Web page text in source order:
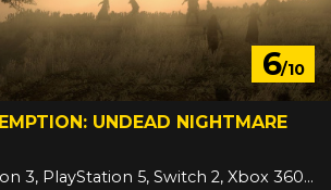
6/10
UNDEAD NIGHTMARE
Android, PlayStation 3, PlayStation 5, Switch 2, Xbox 360, Xbox Series, iOS